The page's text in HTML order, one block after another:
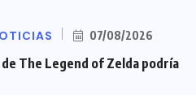
07/08/2026
de The Legend of Zelda podría